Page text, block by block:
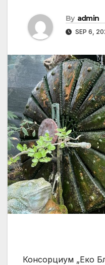
By admin
SEP 6,
Консорциум „Еко